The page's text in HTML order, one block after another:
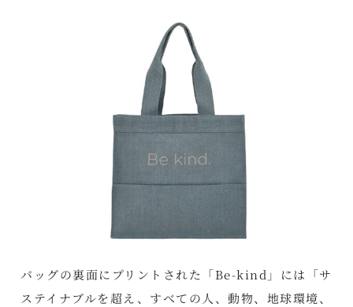
バッグの裏面にプリントされた「Be-kind」には「サ
ステイナブルを超え、すべての人、動物、地球環境、